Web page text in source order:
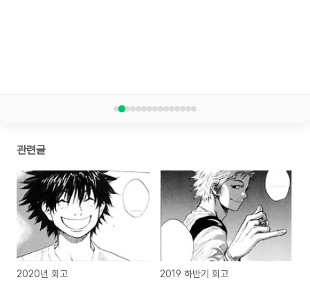
관련글
2020년 회고 2019 하반기 회고